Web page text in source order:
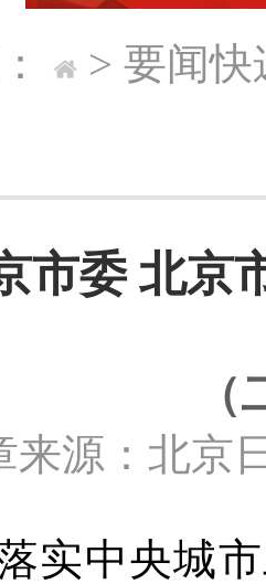
> 要闻快
市委 北京
来源：北
实中央城